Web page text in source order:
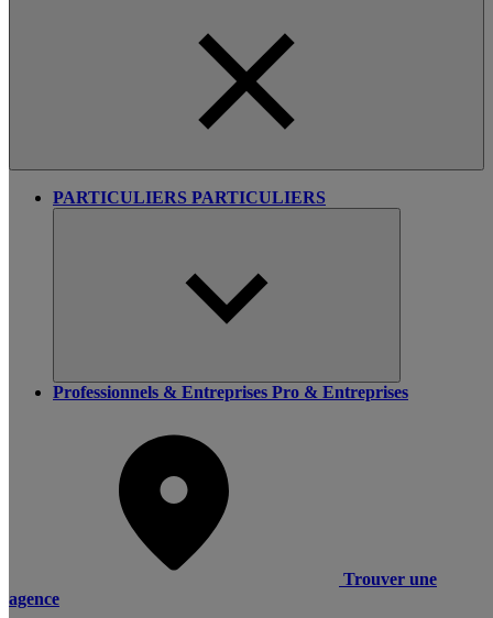
PARTICULIERS PARTICULIERS
Professionnels & Entreprises Pro & Entreprises
Trouver une
agence